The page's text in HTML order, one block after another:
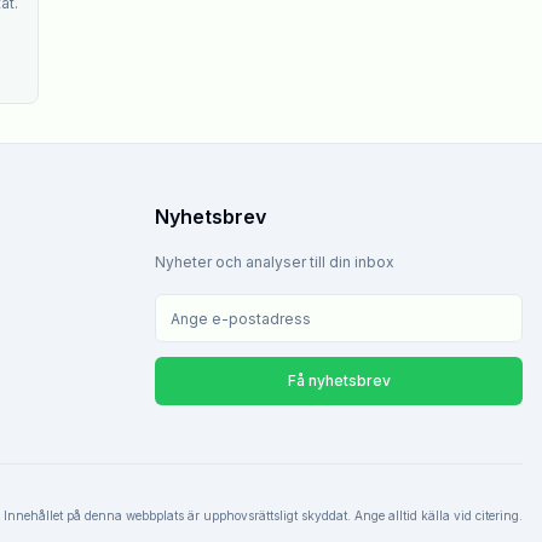
Nyhetsbrev
Nyheter och analyser till din inbox
Få nyhetsbrev
Innehållet på denna webbplats är upphovsrättsligt skyddat. Ange alltid källa vid citering.